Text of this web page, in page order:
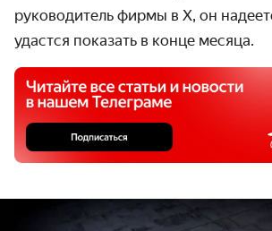
руководитель фирмы в X, он
удастся показать в конце месяца.